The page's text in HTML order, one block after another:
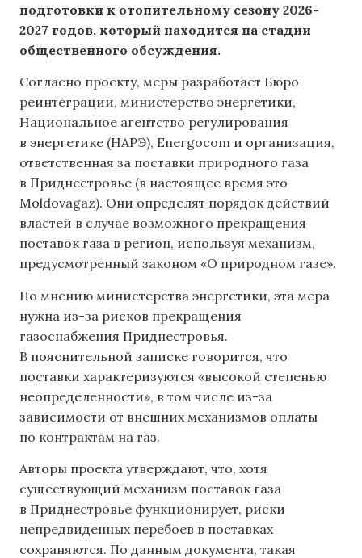
подготовки к отопительному сезону 2026-
2027 годов, который находится на стадии
общественного обсуждения.
Согласно проекту, меры разработает Бюро
реинтеграции, министерство энергетики,
Национальное агентство регулирования
в энергетике (НАРЭ), Energocom и организация,
ответственная за поставки природного газа
в Приднестровье (в настоящее время это
Moldovagaz). Они определят порядок действий
властей в случае возможного прекращения
поставок газа в регион, используя механизм,
предусмотренный законом «О природном газе».
По мнению министерства энергетики, эта мера
нужна из-за рисков прекращения
газоснабжения Приднестровья.
В пояснительной записке говорится, что
поставки характеризуются «высокой степенью
неопределенности», в том числе из-за
зависимости от внешних механизмов оплаты
по контрактам на газ.
Авторы проекта утверждают, что, хотя
существующий механизм поставок газа
в Приднестровье функционирует, риски
непредвиденных перебоев в поставках
сохраняются. По данным документа, такая